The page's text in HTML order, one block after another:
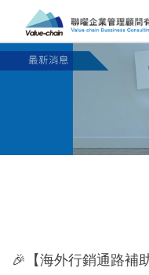
🎉【海外行銷通路補